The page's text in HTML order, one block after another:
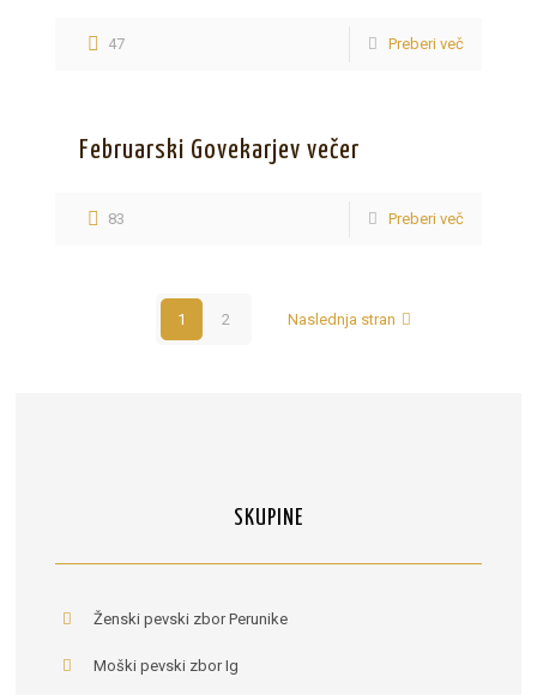
47 Preberi več
Februarski Govekarjev večer
83 Preberi več
1 2 Naslednja stran
SKUPINE
Ženski pevski zbor Perunike
Moški pevski zbor Ig